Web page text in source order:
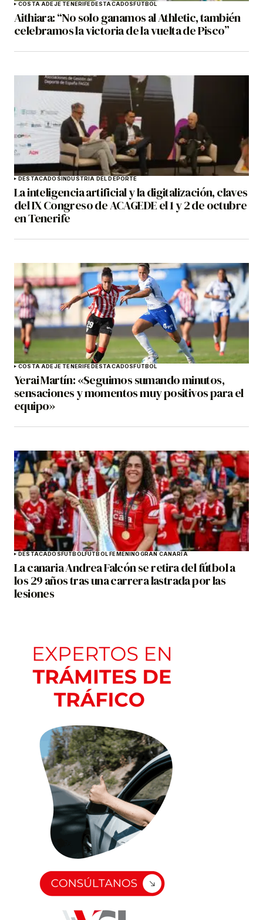
COSTA ADEJE TENERIFEDESTACADOSFÚTBOL
Aithiara: “No solo ganamos al Athletic, también
celebramos la victoria de la vuelta de Pisco”
DESTACADOSINDUSTRIA DEL DEPORTE
La inteligencia artificial y la digitalización, claves
del IX Congreso de ACAGEDE el 1 y 2 de octubre
en Tenerife
COSTA ADEJE TENERIFEDESTACADOSFÚTBOL
Yerai Martín: «Seguimos sumando minutos,
sensaciones y momentos muy positivos para el
equipo»
DESTACADOSFÚTBOLFÚTBOL FEMENINOGRAN CANARIA
La canaria Andrea Falcón se retira del fútbol a
los 29 años tras una carrera lastrada por las
lesiones